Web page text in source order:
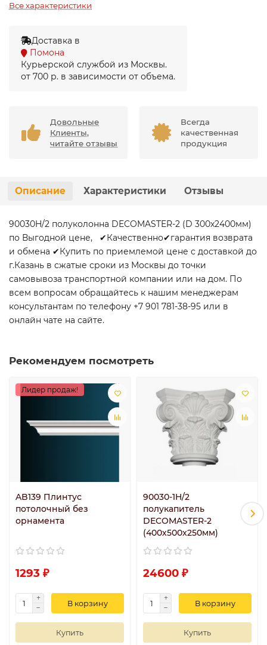
Все характеристики
Доставка в
Помона
Курьерской службой из Москвы.
от 700 р. в зависимости от объема.
Довольные
Клиенты,
читайте отзывы
Всегда
качественная
продукция
Описание Характеристики Отзывы
90030H/2 полуколонна DECOMASTER-2 (D 300х2400мм)
по Выгодной цене, ✔Качественно✔гарантия возврата
и обмена ✔Купить по приемлемой цене с доставкой до
г.Казань в сжатые сроки из Москвы до точки
самовывоза транспортной компании или на дом. По
всем вопросам обращайтесь к нашим менеджерам
консультантам по телефону +7 901 781-38-95 или в
онлайн чате на сайте.
Рекомендуем посмотреть
Лидер продаж!
AB139 Плинтус
потолочный без
орнамента
1293 ₽
В корзину
Купить
90030-1H/2
полукапитель
DECOMASTER-2
(400х500x250мм)
24600 ₽
В корзину
Купить